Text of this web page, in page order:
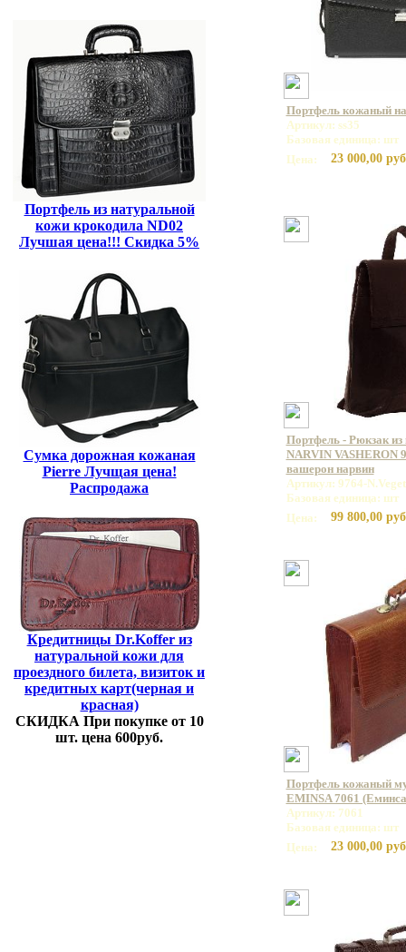
Портфель из натуральной
кожи крокодила ND02
Лучшая цена!!! Скидка 5%
Сумка дорожная кожаная
Pierre Лучщая цена!
Распродажа
Кредитницы Dr.Koffer из
натуральной кожи для
проездного билета, визиток и
кредитных карт(черная и
красная)
СКИДКА При покупке от 10
шт. цена 600руб.
Портфель кожаный на
Артикул: ss35
Базовая единица: шт
Цена:
23 000,00
Портфель - Рюкзак
NARVIN VASHERON
вашерон нарвин
Артикул: 9764-
Базовая единица: шт
Цена:
99 800,00
Портфель кожаный
EMINSA 7061
Артикул: 7061
Базовая единица: шт
Цена:
23 000,00